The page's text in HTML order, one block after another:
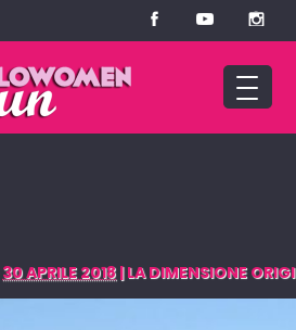
30 APRILE 2018 |LA DIMENSIONE